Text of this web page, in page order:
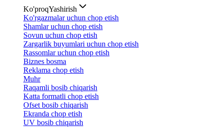
Ko'proqYashirish
Ko'rgazmalar uchun chop etish
Shamlar uchun chop etish
Sovun uchun chop etish
Zargarlik buyumlari uchun chop etish
Rassomlar uchun chop etish
Biznes bosma
Reklama chop etish
Muhr
Raqamli bosib chiqarish
Katta formatli chop etish
Ofset bosib chiqarish
Ekranda chop etish
UV bosib chiqarish